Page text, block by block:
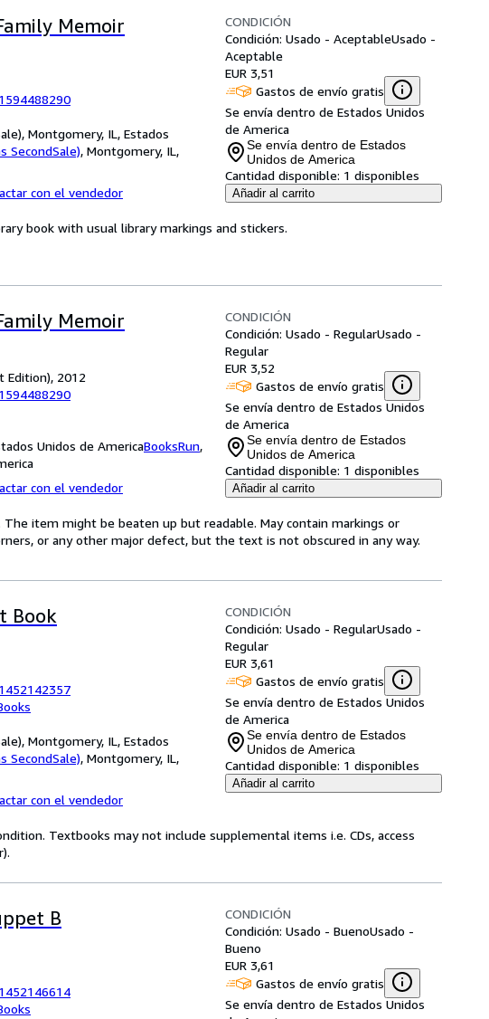
Memoir
Montgomery, IL, Estados
SecondSale), Montgomery, IL,
con el vendedor
CONDICIÓN
Condición: Usado - AceptableUsado -
Aceptable
EUR 3,51
Gastos de envío gratis
Se envía dentro de Estados Unidos
de America
Se envía dentro de Estados
Unidos de America
Cantidad disponible: 1 disponibles
Añadir al carrito
book with usual library markings and stickers.
Memoir
Edition), 2012
Unidos de AmericaBooksRun,
con el vendedor
CONDICIÓN
Condición: Usado - RegularUsado -
Regular
EUR 3,52
Gastos de envío gratis
Se envía dentro de Estados Unidos
de America
Se envía dentro de Estados
Unidos de America
Cantidad disponible: 1 disponibles
Añadir al carrito
The item might be beaten up but readable. May contain markings or
or any other major defect, but the text is not obscured in any way.
Book
Montgomery, IL, Estados
SecondSale), Montgomery, IL,
con el vendedor
CONDICIÓN
Condición: Usado - RegularUsado -
Regular
EUR 3,61
Gastos de envío gratis
Se envía dentro de Estados Unidos
de America
Se envía dentro de Estados
Unidos de America
Cantidad disponible: 1 disponibles
Añadir al carrito
Textbooks may not include supplemental items i.e. CDs, access
B
CONDICIÓN
Condición: Usado - BuenoUsado -
Bueno
EUR 3,61
Gastos de envío gratis
Se envía dentro de Estados Unidos